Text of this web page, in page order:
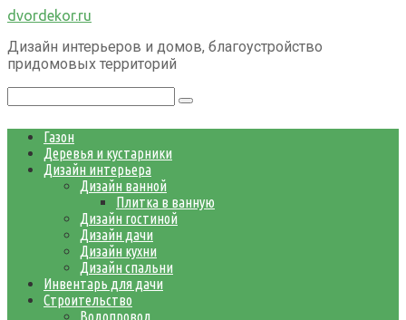
Перейти
контенту
dvordekor.ru
Дизайн интерьеров и домов, благоустройство
придомовых территорий
Газон
Деревья и кустарники
Дизайн интерьера
Дизайн ванной
Плитка в ванную
Дизайн гостиной
Дизайн дачи
Дизайн кухни
Дизайн спальни
Инвентарь для дачи
Строительство
Водопровод